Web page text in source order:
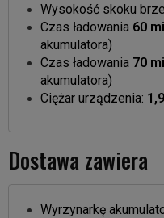
Wysokość skoku
Czas ładowania 60
akumulatora)
Czas ładowania 70
akumulatora)
Ciężar urządzenia:
Dostawa zawiera
Wyrzynarkę